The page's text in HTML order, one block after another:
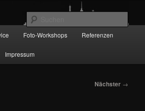
Foto-Workshops Referenzen
Impressum
Nächster →